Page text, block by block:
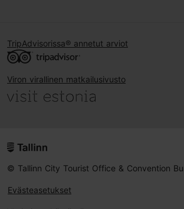
TripAdvisorissa® annetut arviot
Viron virallinen matkailusivusto
© Tallinn City Tourist Office & Convention
Evästeasetukset